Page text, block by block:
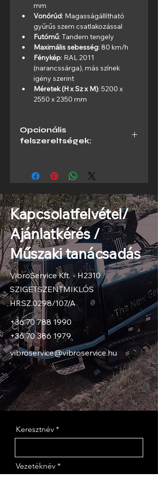
mm
Vonórúd: Magasságállítható
gyűrűs szem csatlakozással
Futómű: Tandem tengely
Maximális sebesség: 80 km/h
Fénykép: RAL 2011
(narancssárga), más színek
igény szerint
Méretek (H x Sz x M): 5200 x
2550 x 2350 mm
Opcionális
felszereltségek:
Hidraulikusan hajtott billenő
kerettel van ellátva, amely
való beemelését.
A hidraulika meghajtását a
vontató jármű biztosítja.
Tandem tengelyes futómű,
légfék rendszer ABS-szel,
TÜV
Maximális sebesség: 80
km/h.
Világítási rendszer: 24 Volt.
Szín: RAL 2011
(narancssárga).
Opciós kiegészítők:
NATO csatlakozás.
Hidraulikus emelés és
leeresztés független
benzinmotorral.
Hidraulikus dob meghajtó a
dob fel- és lecsévéléséhez
független benzinmotorral.
Hidraulikus dob meghajtó
fel- és lecsévéléshez,
leeresztését független
benzinmotorral.
Kábeltrailer horganyzott
változatban a festett
Kapcsolatfelvétel/
Ajánlatkérés /
Műszaki tanácsadás
VibroService Kft. - H2310
SZIGETSZENTMIKLÓS
HRSZ.0298/107/A
+36 70 788 1990
+36 70 386 1979
vibroservice@vibroservice.hu
Keresztnév
Vezetéknév